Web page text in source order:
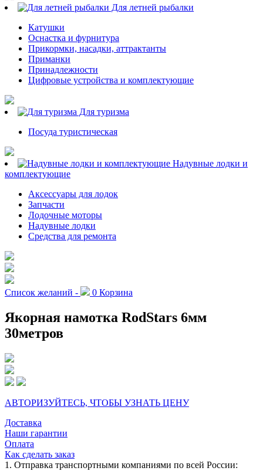
Для летней рыбалки
Катушки
Оснастка и фурнитура
Прикормки, насадки, аттрактанты
Приманки
Принадлежности
Цифровые устройства и комплектующие
Для туризма
Посуда туристическая
Надувные лодки и
комплектующие
Аксессуары для лодок
Запчасти
Лодочные моторы
Надувные лодки
Средства для ремонта
Список желаний - 0 Корзина
Якорная намотка RodStars 6мм
30метров
АВТОРИЗУЙТЕСЬ, ЧТОБЫ УЗНАТЬ ЦЕНУ
Доставка
Наши гарантии
Оплата
Как сделать заказ
1. Отправка транспортными компаниями по всей России: